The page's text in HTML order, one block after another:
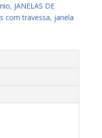
, JANELAS DE
com travessa, janela